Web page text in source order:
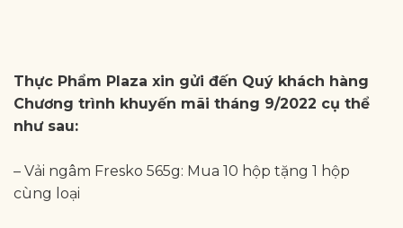
Thực Phẩm Plaza xin gửi đến Quý khách hàng
Chương trình khuyến mãi tháng 9/2022 cụ thể
như sau:
– Vải ngâm Fresko 565g: Mua 10 hộp tặng 1 hộp
cùng loại